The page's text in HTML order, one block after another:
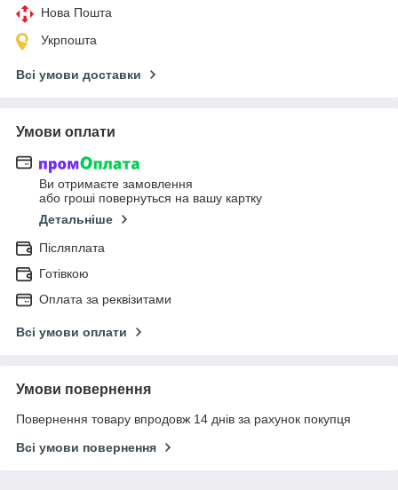
Нова Пошта
Укрпошта
Всі умови доставки
Умови оплати
Ви отримаєте замовлення
або гроші повернуться на вашу картку
Детальніше
Післяплата
Готівкою
Оплата за реквізитами
Всі умови оплати
Умови повернення
Повернення товару впродовж 14 днів за рахунок покупця
Всі умови повернення